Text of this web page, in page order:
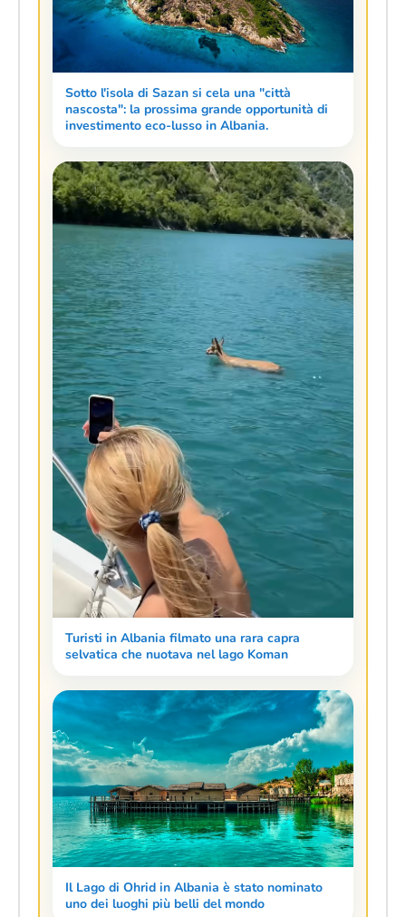
Sotto l'isola di Sazan si cela una "città
nascosta": la prossima grande opportunità di
investimento eco-lusso in Albania.
Turisti in Albania filmato una rara capra
selvatica che nuotava nel lago Koman
Il Lago di Ohrid in Albania è stato nominato
uno dei luoghi più belli del mondo